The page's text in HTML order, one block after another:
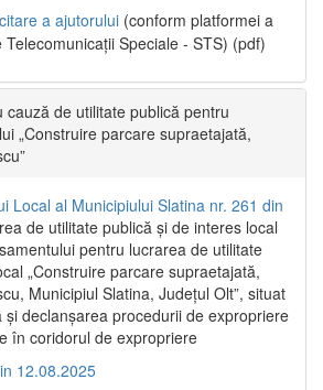
a ajutorului (conform platformei a
Telecomunicații Speciale - STS) (pdf)
cauză de utilitate publică pentru
„Construire parcare supraetajată,
Local al Municipiului Slatina nr. 261 din
de utilitate publică și de interes local
pentru lucrarea de utilitate
„Construire parcare supraetajată,
Municipiul Slatina, Județul Olt”, situat
și declanșarea procedurii de expropriere
în coridorul de expropriere
12.08.2025